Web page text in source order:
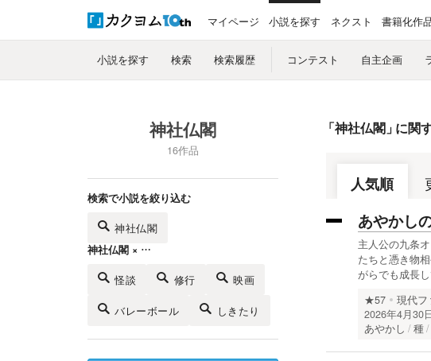
マイページ 小説を探す ネクスト 書籍化作
小説を探す 検索 検索履歴 コンテスト 自主企画
神社仏閣
16作品
検索で小説を絞り込む
神社仏閣
神社仏閣 × …
怪談 修行 映画
バレーボール しきたり
「神社仏閣 」に関
人気順
あやかし
主人公の九条
たちと憑き物
がらでも成長
★57 現代フ
2026年4月30
あやかし
種